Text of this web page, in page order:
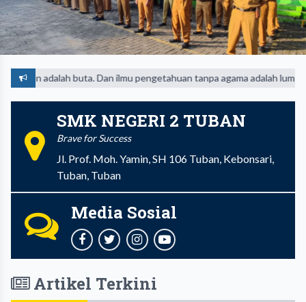
buta. Dan ilmu pengetahuan tanpa agama adalah lumpuh
SMK NEGERI 2 TUBAN
Brave for Success
Jl. Prof. Moh. Yamin, SH 106 Tuban, Kebonsari,
Tuban, Tuban
Media Sosial
Artikel Terkini